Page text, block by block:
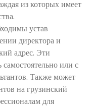
из которых имеет
устав
директора и
адрес. Эти
или с
Также может
на грузинский
для